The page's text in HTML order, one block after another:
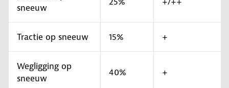
sneeuw
Tractie op sneeuw 15% +
Wegligging op
sneeuw
40% +